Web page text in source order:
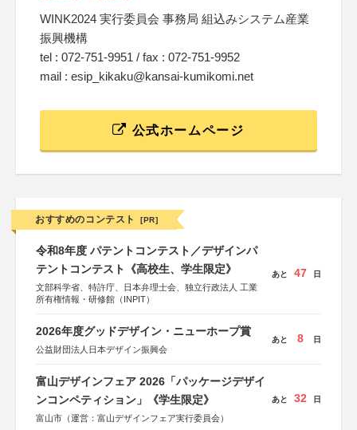
WINK2024 実行委員会 事務局 組込みシステム産業
振興機構
tel : 072-751-9951 / fax : 072-751-9952
mail : esip_kikaku@kansai-kumikomi.net
公式ホームページ
おすすめのコンテスト [PR]
令和8年度 パテントコンテスト／デザインパ
テントコンテスト《高校生、学生限定》
文部科学省、特許庁、日本弁理士会、独立行政法人 工業
所有権情報・研修館（INPIT）
あと 47 日
2026年度グッドデザイン・ニューホープ賞
公益財団法人日本デザイン振興会
あと 8 日
富山デザインフェア 2026「パッケージデザイ
ンコンペティション」《学生限定》
富山市（運営：富山デザインフェア実行委員会）
あと 32 日